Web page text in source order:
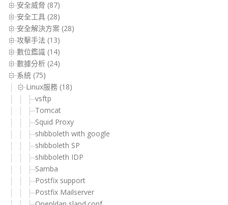
安全威脅 (87)
安全工具 (28)
安全解決方案 (28)
攻擊手法 (13)
數位鑑識 (14)
數據分析 (24)
系統 (75)
Linux服務 (18)
vsftp
Tomcat
Squid Proxy
shibboleth with google
shibboleth SP
shibboleth IDP
Samba
Postfix support
Postfix Mailserver